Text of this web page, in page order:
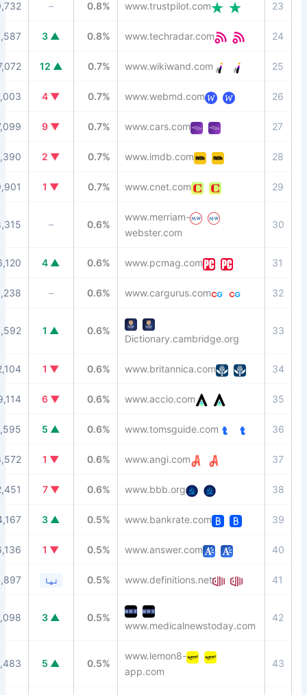
www.trustpilot.com
0.8%
20,732
94
www.techradar.com
0.8%
▲ 3
10,587
www.wikiwand.com
0.7%
▲ 12
17,072
85
www.webmd.com
0.7%
▼ 4
8,003
www.cars.com
0.7%
▼ 9
27,099
www.imdb.com
0.7%
▼ 2
34,390
www.cnet.com
0.7%
▼ 1
9,901
www.merriam-
0.6%
18,315
www.pcmag.com
0.6%
▲ 4
6,120
www.cargurus.com
0.6%
18,238
▲ 1
18,592
www.britannica.com
0.6%
▼ 1
12,104
www.accio.com
0.6%
▼ 6
19,114
www.tomsguide.com
0.6%
▲ 5
8,595
www.angi.com
0.6%
▼ 1
6,572
90
www.bbb.org
0.6%
▼ 7
22,451
www.bankrate.com
0.5%
▲ 3
4,167
90
www.answer.com
0.5%
▼ 1
16,136
www.definitions.net
0.5% نیا 14,897
▲ 3
5,098
www.lemon8-
0.5%
▲ 5
16,483